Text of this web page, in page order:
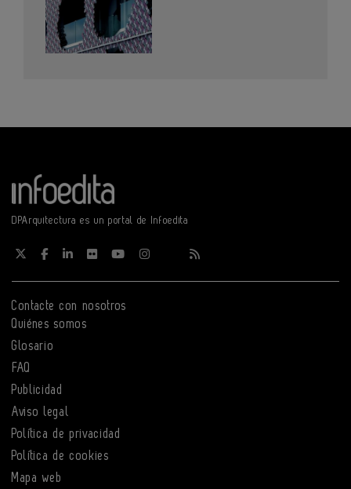
DPArquitectura es un portal de Infoedita
Contacte con nosotros
Quiénes somos
Glosario
FAQ
Publicidad
Aviso legal
Política de privacidad
Política de cookies
Mapa web